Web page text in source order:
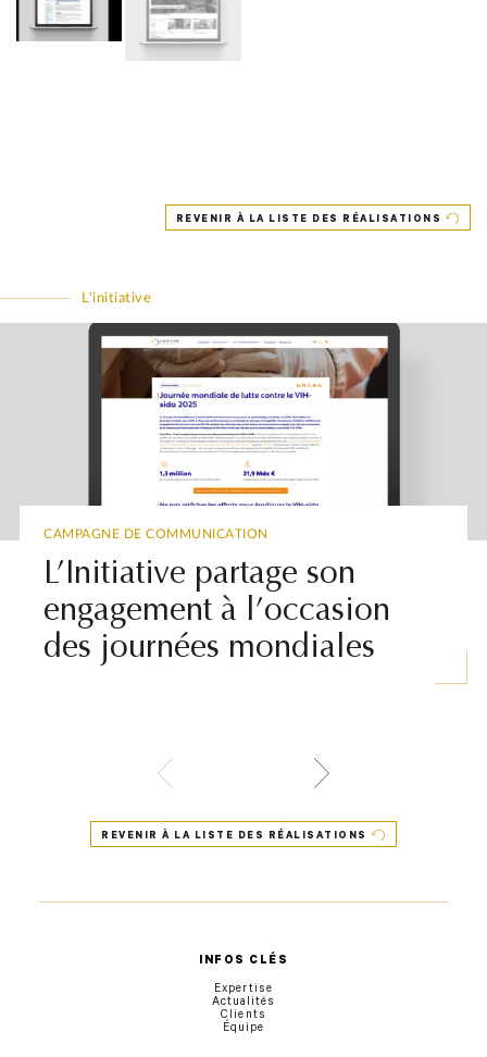
REVENIR À LA LISTE DES RÉALISATIONS
L'initiative
CAMPAGNE DE COMMUNICATION
L’Initiative partage son
engagement à l’occasion
des journées mondiales
REVENIR À LA LISTE DES RÉALISATIONS
INFOS CLÉS
Expertise
Actualités
Clients
Équipe